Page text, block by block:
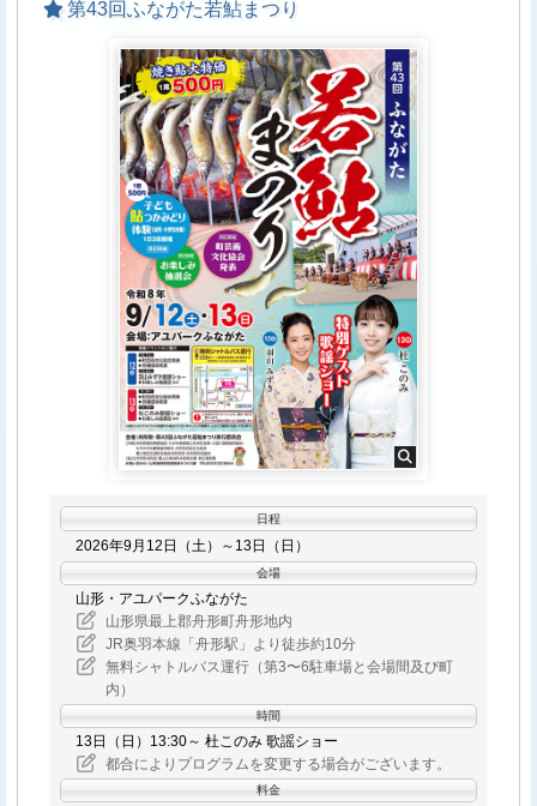
その他、注意事項
天候やトラブル・アーティストの都合・その他事由によ
り、やむをえずイベントが延期・中止・内容が変更となる
場合がございます。変更がある場合は、当日テイチクホー
ムページにてご案内いたします。
イベント（特典会含む）の写真撮影、動画撮影、録音行為
は禁止といたします。
開催時間は若干前後する場合がございます。
危険物や酒類の持ち込み、および飲酒後、酒気帯びでの参
加は禁止です。
会場までの交通費等はお客様ご自身のご負担となります。
万が一、イベントが中止になった場合も同様です。
各種特典券の再発行は、紛失・盗難等いかなる理由があろ
うともいたしませんのでご注意ください。
会場内・外で発生した事故・盗難等には主催者・会場・出
演者は一切責任を負いません。手荷物・貴重品は各自で管
理してください。
本イベントの安全な運営の為、イベントに参加するにふさ
参加をお断りする場合がございます。あらかじめご了承く
ださい。
お問い合わせ先
テイチクエンタテインメント お問い合わせメールフォーム
https://www.teichiku.co.jp/inquiry/
返信は平日のみのご対応となります。イベント実施直
前のお問い合わせにはお答え出来ない場合がございま
すので、予めご了承ください。
すので、間隔を空けて並んでいただきます。
し、撮影となります。
特典会参加券はイベント当日のみ有効となります。
［特典券］の紛失等の場合、再発行は致しません。
当日やむを得ない事情により特典会の内容が変更に
なる場合もありますので、予めご了承ください。
イベント基本注意事項
イベントご参加の際は、マスクを付けての参加を＜推奨＞
いたします。
熱中症対策について
熱中症予防のため、こまめな水分補給や帽子の着用などに
努めていただきますようお願い申し上げます。
ご自身の体調管理につきましてはご参加者様各自のご留意
た際は決してご無理をなさらず、お近くのスタッフまでお
知らせください。
その他、注意事項
天候やトラブル・アーティストの都合・その他事由によ
り、やむをえずイベントが延期・中止・内容が変更となる
場合がございます。変更がある場合は、当日テイチクホー
ムページにてご案内いたします。
イベント（特典会含む）の写真撮影、動画撮影、録音行為
は禁止といたします。
開催時間は若干前後する場合がございます。
第43回ふながた若鮎まつり
日程
2026年9月12日（土）～13日（日）
会場
山形・アユパークふながた
山形県最上郡舟形町舟形地内
JR奥羽本線「舟形駅」より徒歩約10分
無料シャトルバス運行（第3〜6駐車場と会場間及び町
内）
時間
13日（日）13:30～ 杜このみ 歌謡ショー
都合によりプログラムを変更する場合がございます。
料金